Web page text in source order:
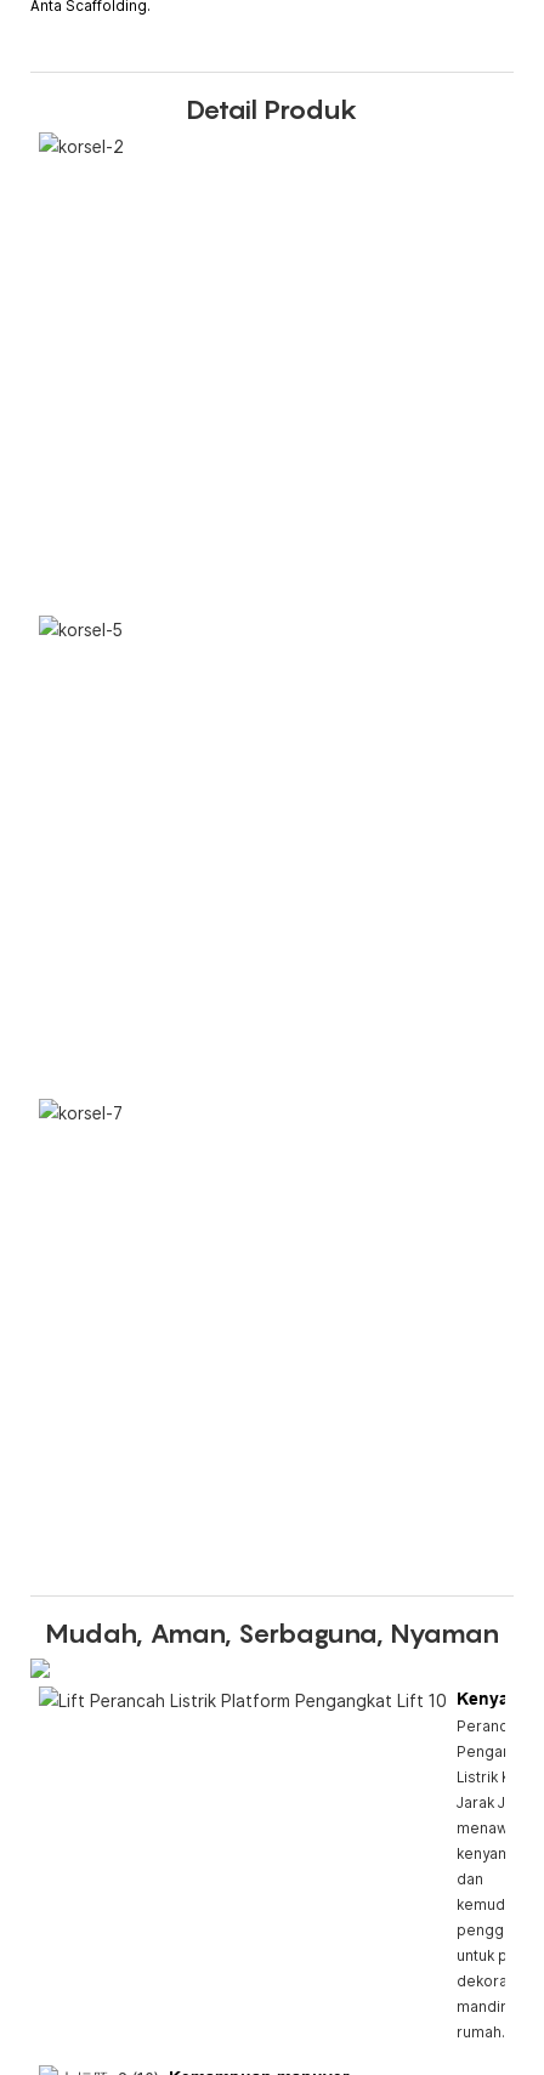
Anta Scaffolding.
Detail Produk
Mudah, Aman, Serbaguna, Nyaman
Perancah
Pengangkat
Listrik
Jarak Jauh
kenyamanan
dan
kemudahan
untuk
dekorasi
mandiri di
rumah.